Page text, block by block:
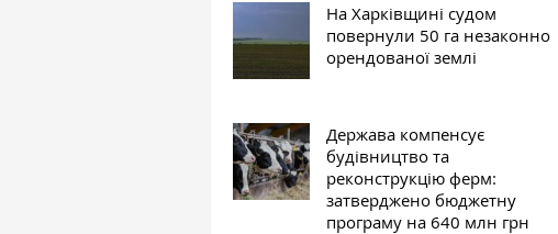
На Харківщині судом
повернули 50 га незаконно
орендованої землі
Держава компенсує
будівництво та
реконструкцію ферм:
затверджено бюджетну
програму на 640 млн грн